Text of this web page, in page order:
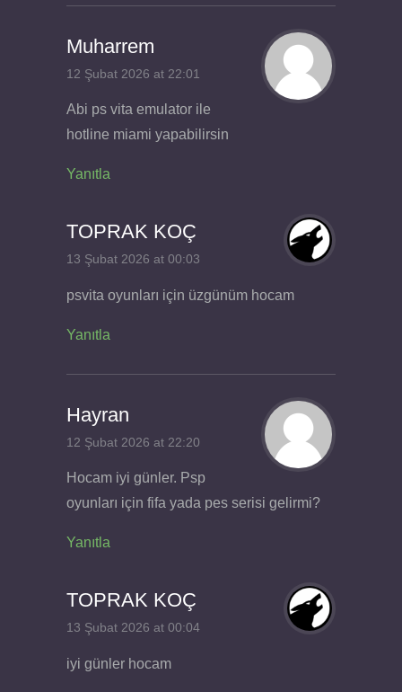
Muharrem
12 Şubat 2026 at 22:01
Abi ps vita emulator ile
hotline miami yapabilirsin
Yanıtla
TOPRAK KOÇ
13 Şubat 2026 at 00:03
psvita oyunları için üzgünüm hocam
Yanıtla
Hayran
12 Şubat 2026 at 22:20
Hocam iyi günler. Psp
oyunları için fifa yada pes serisi gelirmi?
Yanıtla
TOPRAK KOÇ
13 Şubat 2026 at 00:04
iyi günler hocam